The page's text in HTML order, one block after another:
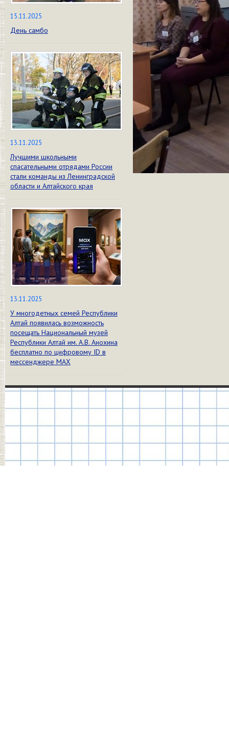
15.11.2025
День самбо
13.11.2025
Лучшими школьными
спасательными отрядами России
стали команды из Ленинградской
области и Алтайского края
13.11.2025
У многодетных семей Республики
Алтай появилась возможность
посещать Национальный музей
Республики Алтай им. А.В. Анохина
бесплатно по цифровому ID в
мессенджере МАХ